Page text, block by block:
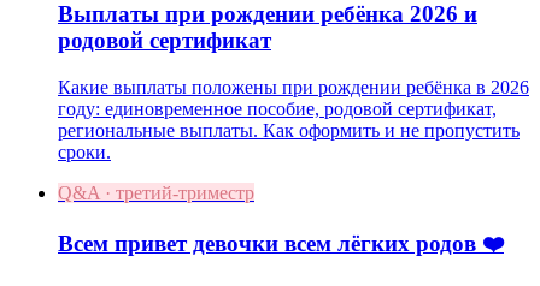
Выплаты при рождении ребёнка 2026 и
родовой сертификат
Какие выплаты положены при рождении ребёнка в 2026
году: единовременное пособие, родовой сертификат,
региональные выплаты. Как оформить и не пропустить
сроки.
Q&A · третий-триместр
Всем привет девочки всем лёгких родов ❤️